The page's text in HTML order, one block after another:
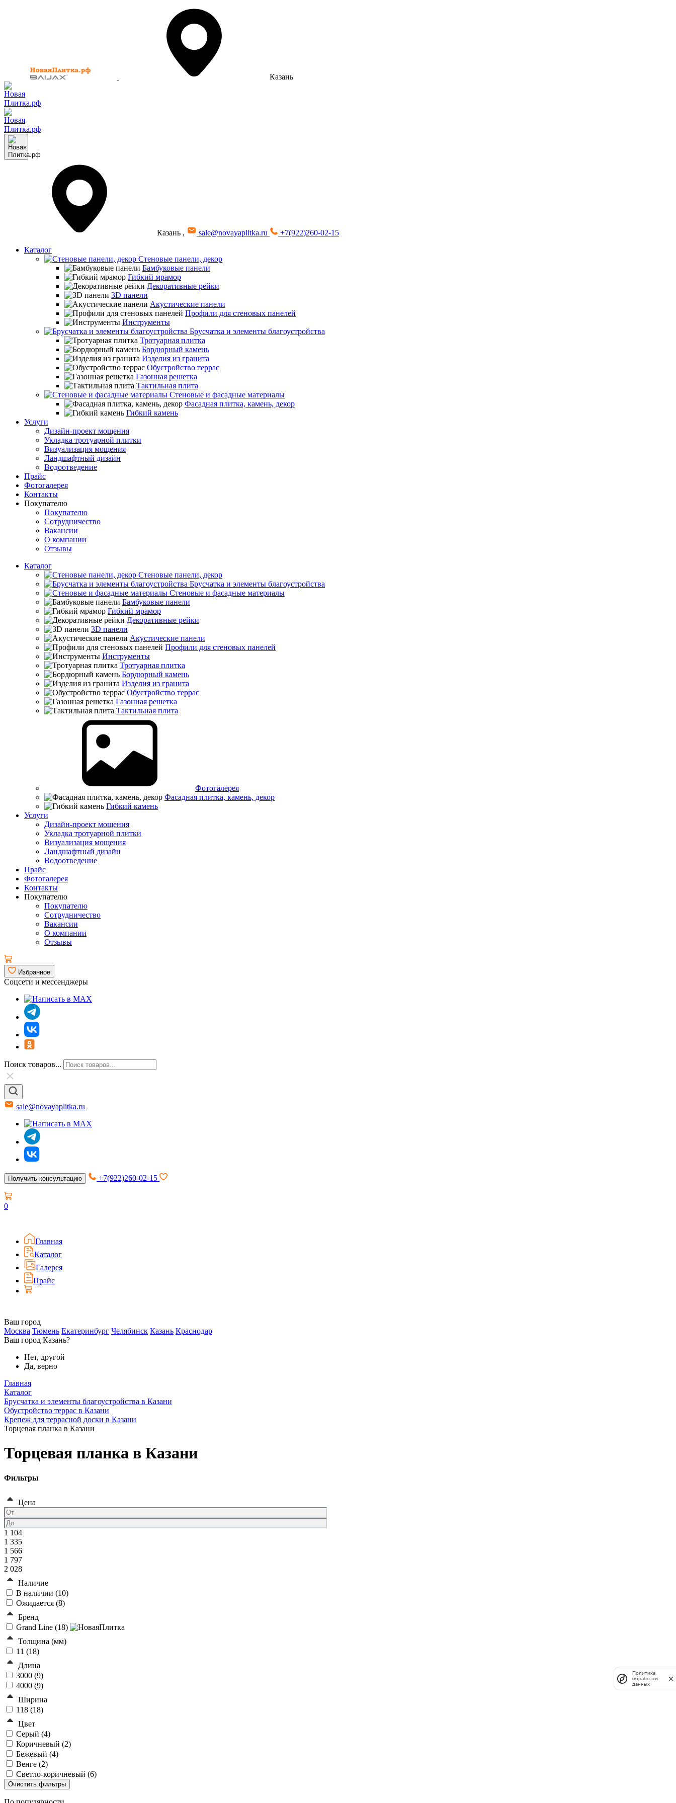
Казань
Казань , sale@novayaplitka.ru
+7(922)260-02-15
Каталог
Стеновые панели, декор
Бамбуковые панели
Гибкий мрамор
Декоративные рейки
3D панели
Акустические панели
Профили для стеновых панелей
Инструменты
Брусчатка и элементы благоустройства
Тротуарная плитка
Бордюрный камень
Изделия из гранита
Обустройство террас
Газонная решетка
Тактильная плита
Стеновые и фасадные материалы
Фасадная плитка, камень, декор
Гибкий камень
Услуги
Дизайн-проект мощения
Укладка тротуарной плитки
Визуализация мощения
Ландшафтный дизайн
Водоотведение
Прайс
Фотогалерея
Контакты
Покупателю
Покупателю
Сотрудничество
Вакансии
О компании
Отзывы
Каталог
Стеновые панели, декор
Брусчатка и элементы благоустройства
Стеновые и фасадные материалы
Бамбуковые панели
Гибкий мрамор
Декоративные рейки
3D панели
Акустические панели
Профили для стеновых панелей
Инструменты
Тротуарная плитка
Бордюрный камень
Изделия из гранита
Обустройство террас
Газонная решетка
Тактильная плита
Фотогалерея
Фасадная плитка, камень, декор
Гибкий камень
Услуги
Дизайн-проект мощения
Укладка тротуарной плитки
Визуализация мощения
Ландшафтный дизайн
Водоотведение
Прайс
Фотогалерея
Контакты
Покупателю
Покупателю
Сотрудничество
Вакансии
О компании
Отзывы
Избранное
Соцсети и мессенджеры
Поиск товаров...
sale@novayaplitka.ru
Получить консультацию +7(922)260-02-15
0
Главная
Каталог
Галерея
Прайс
Ваш город
Москва Тюмень Екатеринбург Челябинск Казань Краснодар
Ваш город Казань?
Нет, другой
Да, верно
Главная
Каталог
Брусчатка и элементы благоустройства в Казани
Обустройство террас в Казани
Крепеж для террасной доски в Казани
Торцевая планка в Казани
Торцевая планка в Казани
Фильтры
Цена
1 104
1 335
1 566
1 797
2 028
Наличие
В наличии (10)
Ожидается (8)
Бренд
Grand Line (18)
Толщина (мм)
11 (18)
Длина
3000 (9)
4000 (9)
Ширина
118 (18)
Цвет
Серый (4)
Коричневый (2)
Бежевый (4)
Венге (2)
Светло-коричневый (6)
Политика
обработки
данных